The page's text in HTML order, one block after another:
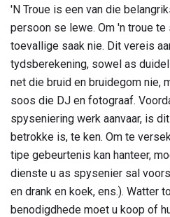
'N Troue is een van die
persoon se lewe. Om 'n troue
toevallige saak nie. Dit vereis
tydsberekening, sowel as
net die bruid en bruidegom nie,
soos die DJ en fotograaf.
spyseniering werk aanvaar, is
betrokke is, te ken. Om te
tipe gebeurtenis kan hanteer,
dienste u as spysenier sal
en drank en koek, ens.). Watter
benodigdhede moet u koop of